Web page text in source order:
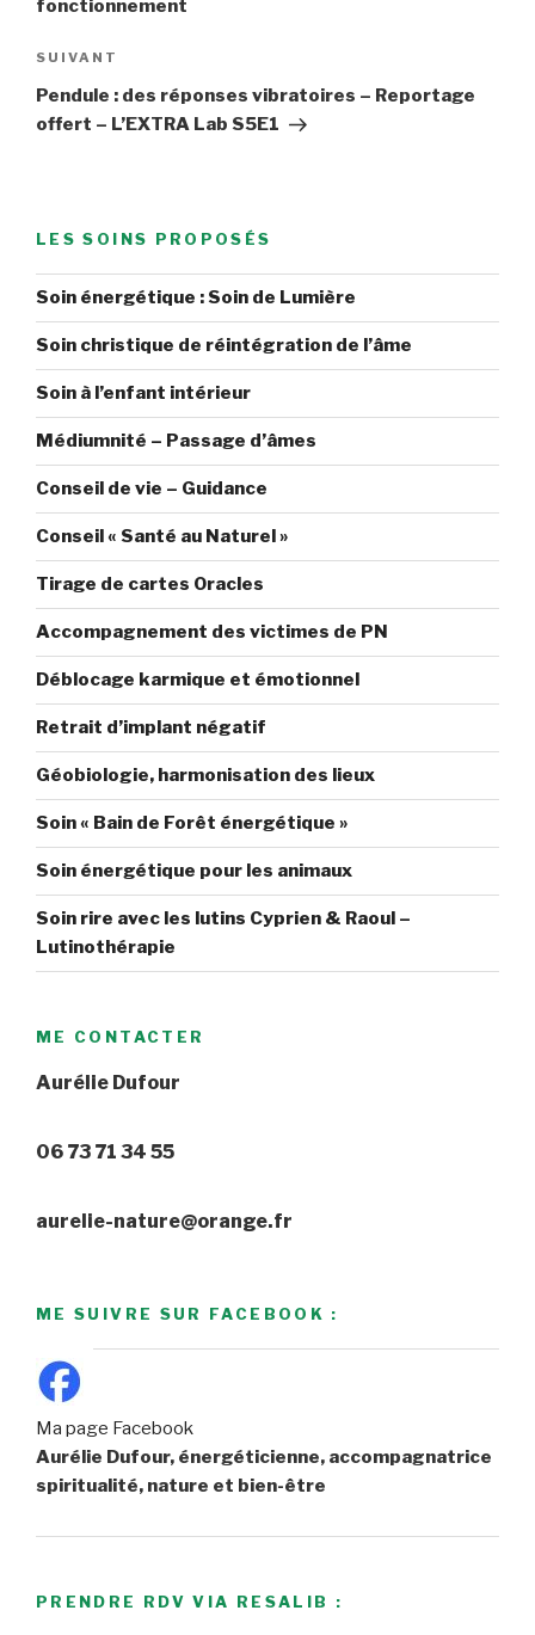
fonctionnement
Article
suivant
SUIVANT
Pendule : des réponses vibratoires – Reportage
offert – L’EXTRA Lab S5E1
LES SOINS PROPOSÉS
Soin énergétique : Soin de Lumière
Soin christique de réintégration de l’âme
Soin à l’enfant intérieur
Médiumnité – Passage d’âmes
Conseil de vie – Guidance
Conseil « Santé au Naturel »
Tirage de cartes Oracles
Accompagnement des victimes de PN
Déblocage karmique et émotionnel
Retrait d’implant négatif
Géobiologie, harmonisation des lieux
Soin « Bain de Forêt énergétique »
Soin énergétique pour les animaux
Soin rire avec les lutins Cyprien & Raoul –
Lutinothérapie
ME CONTACTER
Aurélie Dufour
06 73 71 34 55
aurelie-nature@orange.fr
ME SUIVRE SUR FACEBOOK :
Ma page Facebook
Aurélie Dufour, énergéticienne, accompagnatrice
spiritualité, nature et bien-être
PRENDRE RDV VIA RESALIB :